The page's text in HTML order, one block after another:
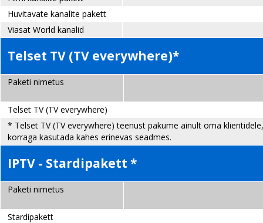
Huvitavate kanalite pakett
Viasat World kanalid
Telset TV (TV everywhere)*
Paketi nimetus
Telset TV (TV everywhere)
* Telset TV (TV everywhere) teenust pakume ainult oma
korraga kasutada kahes erinevas seadmes.
IPTV - Stardipakett *
Paketi nimetus
Stardipakett